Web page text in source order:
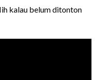
kalau belum ditonton